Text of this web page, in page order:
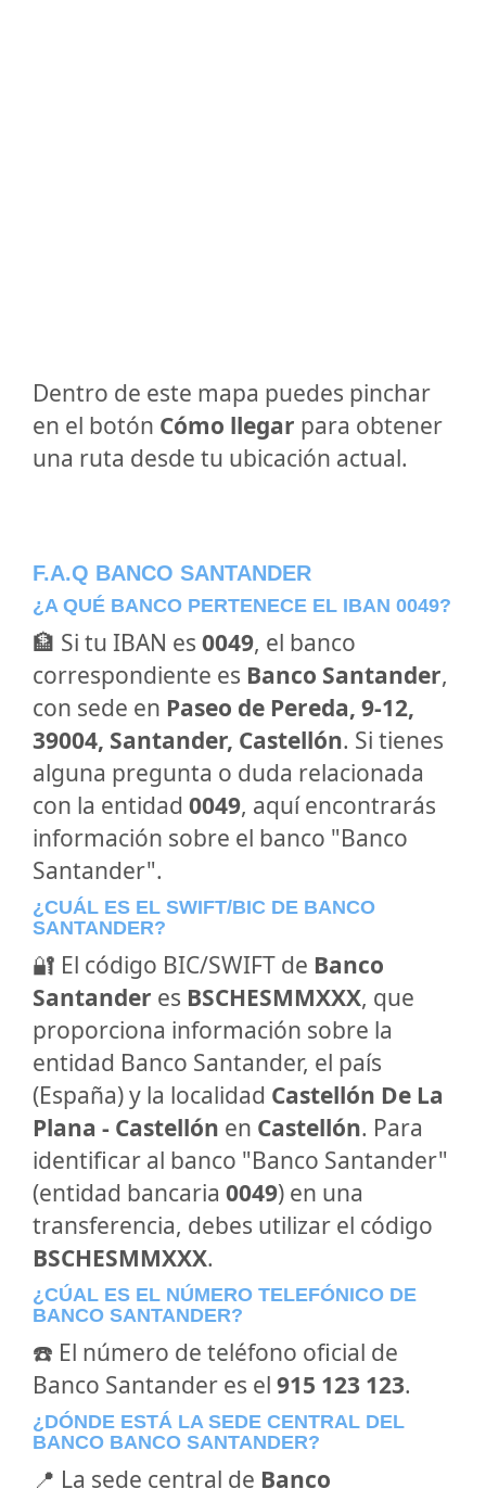
Dentro de este mapa puedes pinchar
en el botón Cómo llegar para obtener
una ruta desde tu ubicación actual.
F.A.Q BANCO SANTANDER
¿A QUÉ BANCO PERTENECE EL IBAN 0049?
🏦 Si tu IBAN es 0049, el banco
correspondiente es Banco Santander,
con sede en Paseo de Pereda, 9-12,
39004, Santander, Castellón. Si tienes
alguna pregunta o duda relacionada
con la entidad 0049, aquí encontrarás
información sobre el banco "Banco
Santander".
¿CUÁL ES EL SWIFT/BIC DE BANCO
SANTANDER?
🔐 El código BIC/SWIFT de Banco
Santander es BSCHESMMXXX, que
proporciona información sobre la
entidad Banco Santander, el país
(España) y la localidad Castellón De La
Plana - Castellón en Castellón. Para
identificar al banco "Banco Santander"
(entidad bancaria 0049) en una
transferencia, debes utilizar el código
BSCHESMMXXX.
¿CÚAL ES EL NÚMERO TELEFÓNICO DE
BANCO SANTANDER?
☎️ El número de teléfono oficial de
Banco Santander es el 915 123 123.
¿DÓNDE ESTÁ LA SEDE CENTRAL DEL
BANCO BANCO SANTANDER?
📍 La sede central de Banco